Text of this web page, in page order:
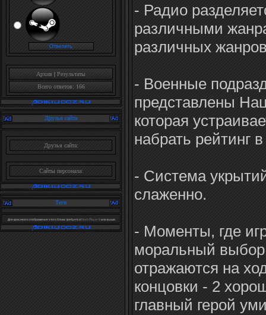
Архив | Результаты
Всего ответов: 166
Друзья сайта
Друзья сайта:
Сайты персонала:
Теги
Для красивого отображения этого блока требуетсяFlash Player 9или выше.
- Радио
различными
различных
- Военные
представлены
которая
набрать рейтинг
- Система
слаженно.
- Моменты, где
моральный выбор
отражаются на
концовки - 2
главный герой